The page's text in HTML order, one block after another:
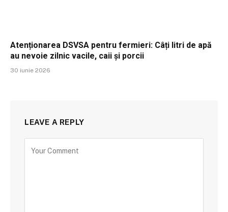
Atenționarea DSVSA pentru fermieri: Câți litri de apă
au nevoie zilnic vacile, caii și porcii
30 iunie 2026
LEAVE A REPLY